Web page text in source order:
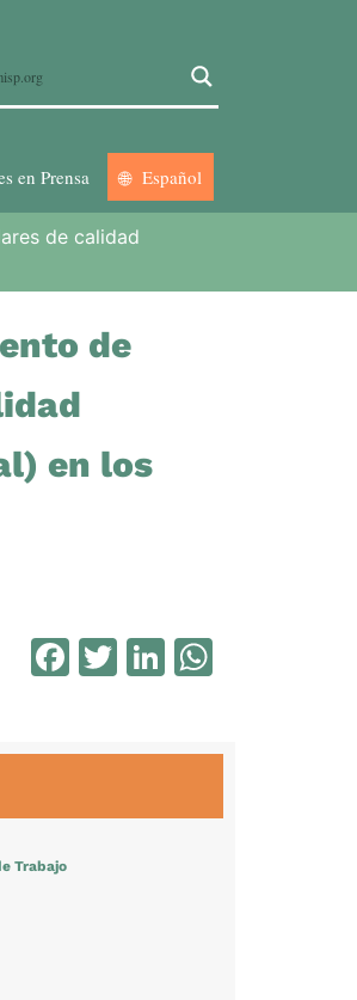
en Prensa Español
de calidad
de
en los
Facebook
TwitterLinkedIn
Trabajo